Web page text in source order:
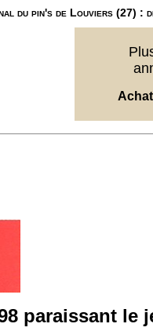
du pin's de Louviers (27) :
paraissant le